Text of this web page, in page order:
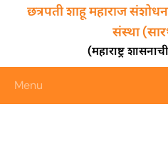
छत्रपती शाहू महाराज
संस्था
(महाराष्ट्र
Menu